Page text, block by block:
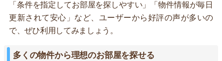
「条件を指定してお部屋を探しやすい」「物件情報が毎日
更新されて安心」など、ユーザーから好評の声が多いの
で、ぜひ利用してみましょう。
多くの物件から理想のお部屋を探せる